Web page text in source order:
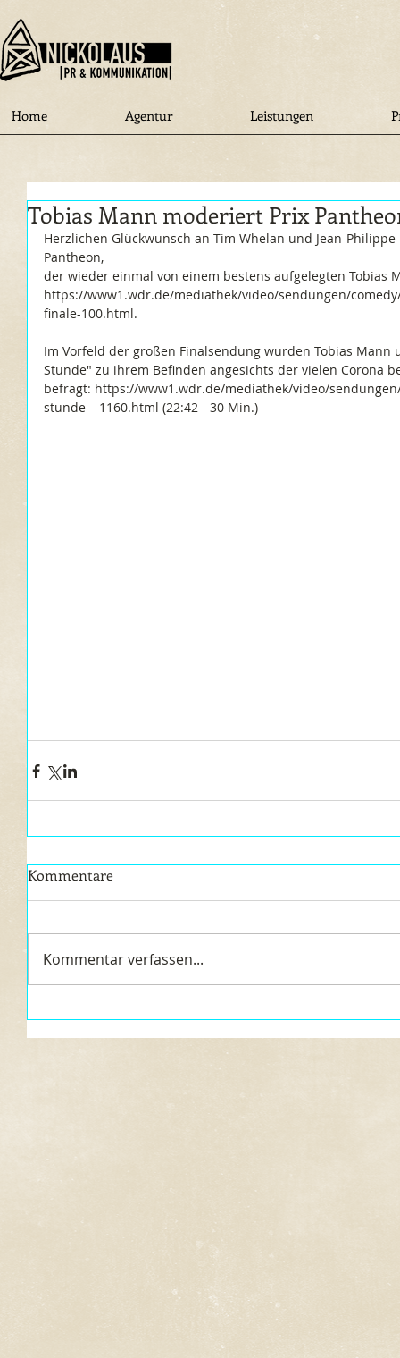
Home Agentur Leistungen
Tobias Mann moderiert Prix
Herzlichen Glückwunsch an Tim Whelan und Jean-
Pantheon,
der wieder einmal von einem bestens aufgelegten Tobias
https://www1.wdr.de/mediathek/video/sendungen/
finale-100.html.
Im Vorfeld der großen Finalsendung wurden Tobias Mann
Stunde" zu ihrem Befinden angesichts der vielen Corona
befragt: https://www1.wdr.de/mediathek/video/
stunde---1160.html (22:42 - 30 Min.)
Kommentare
Kommentar verfassen...